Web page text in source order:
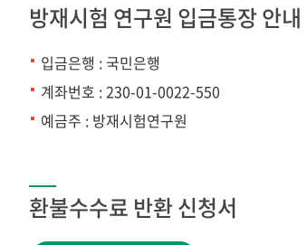
방재시험 연구원 입금통장 안내
입금은행 : 국민은행
계좌번호 : 230-01-0022-550
예금주 : 방재시험연구원
환불수수료 반환 신청서